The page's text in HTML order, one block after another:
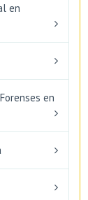
en
en